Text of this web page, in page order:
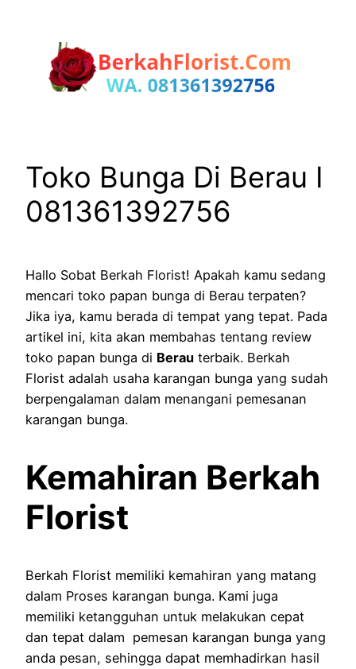
Toko Bunga Di Berau I
081361392756
Hallo Sobat Berkah Florist! Apakah kamu sedang
mencari toko papan bunga di Berau terpaten?
Jika iya, kamu berada di tempat yang tepat. Pada
artikel ini, kita akan membahas tentang review
toko papan bunga di Berau terbaik. Berkah
Florist adalah usaha karangan bunga yang sudah
berpengalaman dalam menangani pemesanan
karangan bunga.
Kemahiran Berkah
Florist
Berkah Florist memiliki kemahiran yang matang
dalam Proses karangan bunga. Kami juga
memiliki ketangguhan untuk melakukan cepat
dan tepat dalam pemesan karangan bunga yang
anda pesan, sehingga dapat memhadirkan hasil